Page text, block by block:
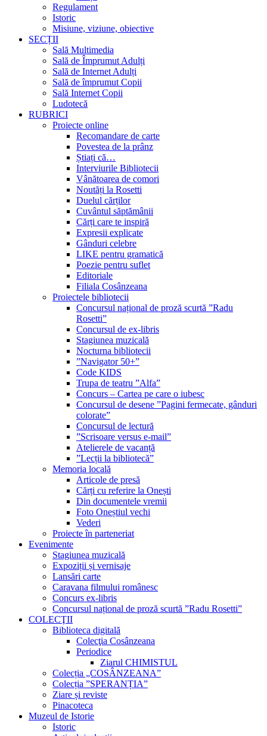
Regulament
Istoric
Misiune, viziune, obiective
SECȚII
Sală Multimedia
Sală de Împrumut Adulți
Sală de Internet Adulți
Sală de împrumut Copii
Sală Internet Copii
Ludotecă
RUBRICI
Proiecte online
Recomandare de carte
Povestea de la prânz
Știați că…
Interviurile Bibliotecii
Vânătoarea de comori
Noutăți la Rosetti
Duelul cărților
Cuvântul săptămânii
Cărți care te inspiră
Expresii explicate
Gânduri celebre
LIKE pentru gramatică
Poezie pentru suflet
Editoriale
Filiala Cosânzeana
Proiectele bibliotecii
Concursul național de proză scurtă ”Radu
Rosetti”
Concursul de ex-libris
Stagiunea muzicală
Nocturna bibliotecii
”Navigator 50+”
Code KIDS
Trupa de teatru ”Alfa”
Concurs – Cartea pe care o iubesc
Concursul de desene ”Pagini fermecate, gânduri
colorate”
Concursul de lectură
”Scrisoare versus e-mail”
Atelierele de vacanță
”Lecții la bibliotecă”
Memoria locală
Articole de presă
Cărți cu referire la Onești
Din documentele vremii
Foto Oneștiul vechi
Vederi
Proiecte în parteneriat
Evenimente
Stagiunea muzicală
Expoziții și vernisaje
Lansări carte
Caravana filmului românesc
Concurs ex-libris
Concursul național de proză scurtă ”Radu Rosetti”
COLECŢII
Biblioteca digitală
Colecţia Cosânzeana
Periodice
Ziarul CHIMISTUL
Colecția „COSÂNZEANA”
Colecția ”SPERANȚIA”
Ziare și reviste
Pinacoteca
Muzeul de Istorie
Istoric